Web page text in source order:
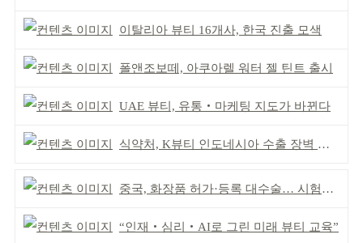
이탈리아 뷰티 16개사, 한국 진출 모색
폴앤조보떼, 아쿠아렐 워터 젤 틴트 출시
UAE 뷰티, 유통‧마케팅 지도가 바뀐다
식약처, K뷰티 인도네시아 수출 장벽 완화 성과
중국, 화장품 허가·등록 대수술… 시험자료 공용 허용
“인재‧심리‧AI로 그린 미래 뷰티 교육”